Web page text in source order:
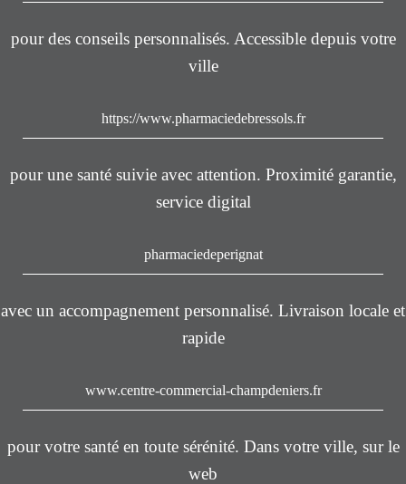
pour des conseils personnalisés. Accessible depuis votre
ville
https://www.pharmaciedebressols.fr
pour une santé suivie avec attention. Proximité garantie,
service digital
pharmaciedeperignat
avec un accompagnement personnalisé. Livraison locale et
rapide
www.centre-commercial-champdeniers.fr
pour votre santé en toute sérénité. Dans votre ville, sur le
web